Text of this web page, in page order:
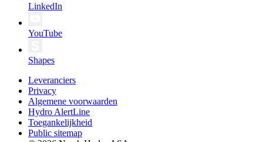
LinkedIn
YouTube
Shapes
Leveranciers
Privacy
Algemene voorwaarden
Hydro AlertLine
Toegankelijkheid
Public sitemap